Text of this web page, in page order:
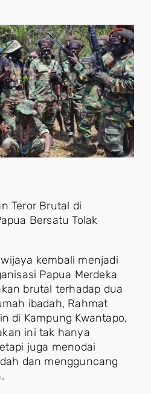
Teror Brutal di
Bersatu Tolak
kembali menjadi
Papua Merdeka
brutal terhadap dua
ibadah, Rahmat
di Kampung Kwantapo,
ini tak hanya
juga menodai
dan mengguncang